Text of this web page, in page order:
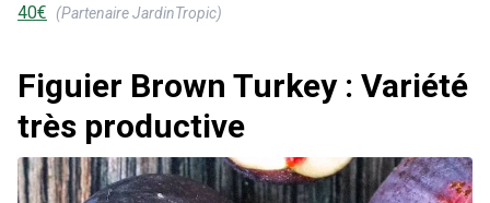
40€ (Partenaire JardinTropic)
Figuier Brown Turkey : Variété
très productive